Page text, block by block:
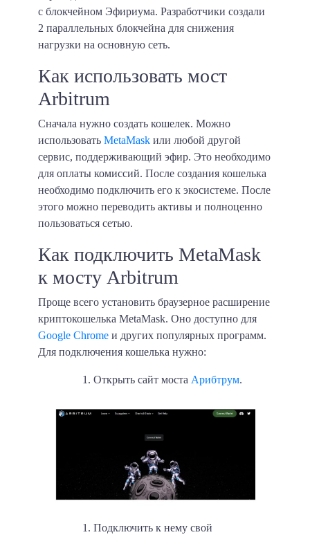
с блокчейном Эфириума. Разработчики создали
2 параллельных блокчейна для снижения
нагрузки на основную сеть.
Как использовать мост
Arbitrum
Сначала нужно создать кошелек. Можно
использовать MetaMask или любой другой
сервис, поддерживающий эфир. Это необходимо
для оплаты комиссий. После создания кошелька
необходимо подключить его к экосистеме. После
этого можно переводить активы и полноценно
пользоваться сетью.
Как подключить MetaMask
к мосту Arbitrum
Проще всего установить браузерное расширение
криптокошелька MetaMask. Оно доступно для
Google Chrome и других популярных программ.
Для подключения кошелька нужно:
Открыть сайт моста Арибтрум.
Подключить к нему свой